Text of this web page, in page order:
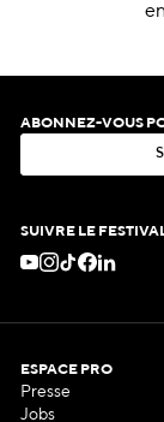
ABONNEZ-VOUS
S
SUIVRE LE
ESPACE PRO
Presse
Jobs